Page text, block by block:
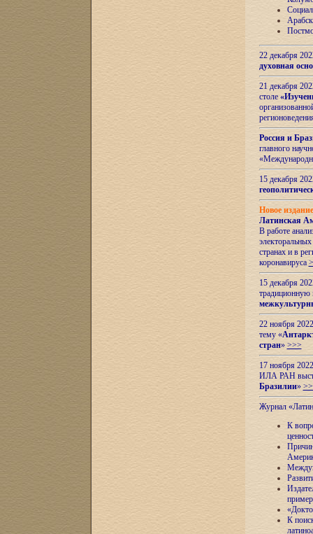
22 декабря
духовная
21 декабря
столе
Россия и
главного
15 декабря
Новое
Латинская
В работе
странах и в
коронавируса
15 декабря
22 ноября
тему «
стран» >>>
17 ноября
ИЛА РАН
Бразилии»
Журнал
К
К